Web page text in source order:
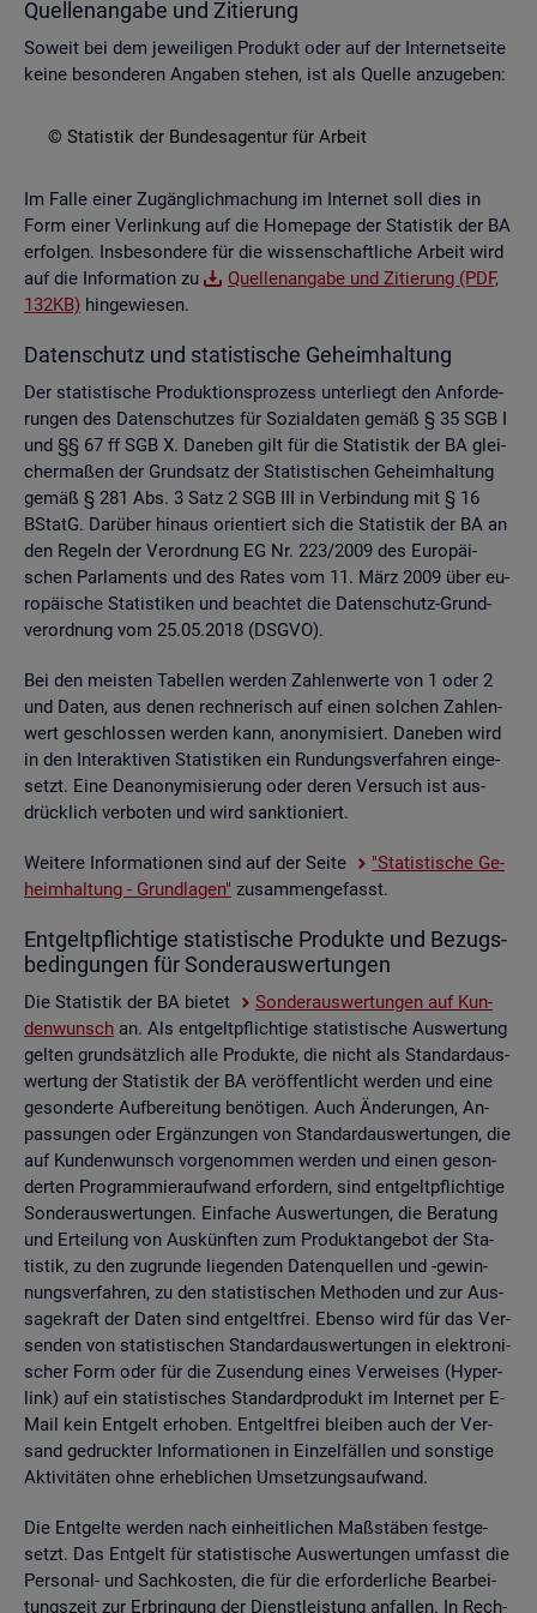
Quel­len­an­ga­be und Zi­tie­rung
So­weit bei dem je­wei­li­gen Pro­dukt oder auf der In­ter­net­sei­te
keine be­son­de­ren An­ga­ben ste­hen, ist als Quel­le an­zu­ge­ben:
© Sta­tis­tik der Bun­des­agen­tur für Ar­beit
Im Falle einer Zu­gäng­lich­ma­chung im In­ter­net soll dies in
Form einer Ver­lin­kung auf die Home­page der Sta­tis­tik der BA
er­fol­gen. Ins­be­son­de­re für die wis­sen­schaft­li­che Ar­beit wird
auf die In­for­ma­ti­on zu
Quel­len­an­ga­be und Zi­tie­rung (PDF,
132KB) hin­ge­wie­sen.
Da­ten­schutz und sta­tis­ti­sche Ge­heim­hal­tung
Der sta­tis­ti­sche Pro­duk­ti­ons­pro­zess un­ter­liegt den An­for­de­
run­gen des Da­ten­schut­zes für So­zi­al­da­ten gemäß § 35 SGB I
und §§ 67 ff SGB X. Da­ne­ben gilt für die Sta­tis­tik der BA glei­
cher­ma­ßen der Grund­satz der Sta­tis­ti­schen Ge­heim­hal­tung
gemäß § 281 Abs. 3 Satz 2 SGB III in Ver­bin­dung mit § 16
BStatG. Dar­über hin­aus ori­en­tiert sich die Sta­tis­tik der BA an
den Re­geln der Ver­ord­nung EG Nr. 223/2009 des Eu­ro­päi­
schen Par­la­ments und des Rates vom 11. März 2009 über eu­
ro­päi­sche Sta­tis­ti­ken und be­ach­tet die Da­ten­schutz-Grund­
ver­ord­nung vom 25.05.2018 (DSGVO).
Bei den meis­ten Ta­bel­len wer­den Zah­len­wer­te von 1 oder 2
und Daten, aus denen rech­ne­risch auf einen sol­chen Zah­len­
wert ge­schlos­sen wer­den kann, an­ony­mi­siert. Da­ne­ben wird
in den In­ter­ak­ti­ven Sta­tis­ti­ken ein Run­dungs­ver­fah­ren ein­ge­
setzt. Eine De­an­ony­mi­sie­rung oder deren Ver­such ist aus­
drück­lich ver­bo­ten und wird sank­tio­niert.
Wei­te­re In­for­ma­tio­nen sind auf der Seite
"Sta­tis­ti­sche Ge­
heim­hal­tung - Grund­la­gen" zu­sam­men­ge­fasst.
Ent­gelt­pflich­ti­ge sta­tis­ti­sche Pro­duk­te und Be­zugs­
be­din­gun­gen für Son­der­aus­wer­tun­gen
Die Sta­tis­tik der BA bie­tet
Son­der­aus­wer­tun­gen auf Kun­
den­wunsch an. Als ent­gelt­pflich­ti­ge sta­tis­ti­sche Aus­wer­tung
gel­ten grund­sätz­lich alle Pro­duk­te, die nicht als Stan­dard­aus­
wer­tung der Sta­tis­tik der BA ver­öf­fent­licht wer­den und eine
ge­son­der­te Auf­be­rei­tung be­nö­ti­gen. Auch Än­de­run­gen, An­
pas­sun­gen oder Er­gän­zun­gen von Stan­dard­aus­wer­tun­gen, die
auf Kun­den­wunsch vor­ge­nom­men wer­den und einen ge­son­
der­ten Pro­gram­mier­auf­wand er­for­dern, sind ent­gelt­pflich­ti­ge
Son­der­aus­wer­tun­gen. Ein­fa­che Aus­wer­tun­gen, die Be­ra­tung
und Er­tei­lung von Aus­künf­ten zum Pro­dukt­an­ge­bot der Sta­
tis­tik, zu den zu­grun­de lie­gen­den Da­ten­quel­len und -ge­win­
nungs­ver­fah­ren, zu den sta­tis­ti­schen Me­tho­den und zur Aus­
sa­ge­kraft der Daten sind ent­gelt­frei. Eben­so wird für das Ver­
sen­den von sta­tis­ti­schen Stan­dard­aus­wer­tun­gen in elek­tro­ni­
scher Form oder für die Zu­sen­dung eines Ver­wei­ses (Hy­per­
link) auf ein sta­tis­ti­sches Stan­dard­pro­dukt im In­ter­net per E-
Mail kein Ent­gelt er­ho­ben. Ent­gelt­frei blei­ben auch der Ver­
sand ge­druck­ter In­for­ma­tio­nen in Ein­zel­fäl­len und sons­ti­ge
Ak­ti­vi­tä­ten ohne er­heb­li­chen Um­set­zungs­auf­wand.
Die Ent­gel­te wer­den nach ein­heit­li­chen Maß­stä­ben fest­ge­
setzt. Das Ent­gelt für sta­tis­ti­sche Aus­wer­tun­gen um­fasst die
Per­so­nal- und Sach­kos­ten, die für die er­for­der­li­che Be­ar­bei­
tungs­zeit zur Er­brin­gung der Dienst­leis­tung an­fal­len. In Rech­